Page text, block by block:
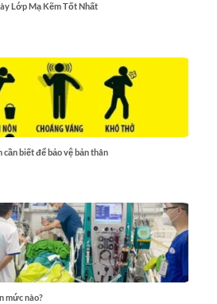
Lớp Mạ Kẽm Tốt Nhất
biết để bảo vệ bản thân
mức nào?